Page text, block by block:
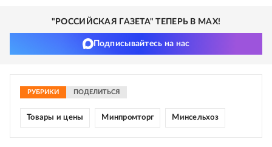
"РОССИЙСКАЯ ГАЗЕТА" ТЕПЕРЬ В MAX!
Подписывайтесь на нас
РУБРИКИ ПОДЕЛИТЬСЯ
Товары и цены Минпромторг Минсельхоз